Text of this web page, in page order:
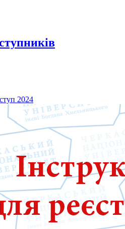
2024